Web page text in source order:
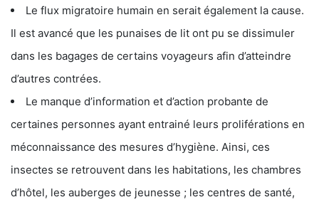
Le flux migratoire humain en serait également la cause.
Il est avancé que les punaises de lit ont pu se dissimuler
dans les bagages de certains voyageurs afin d’atteindre
d’autres contrées.
Le manque d’information et d’action probante de
certaines personnes ayant entrainé leurs proliférations en
méconnaissance des mesures d’hygiène. Ainsi, ces
insectes se retrouvent dans les habitations, les chambres
d’hôtel, les auberges de jeunesse ; les centres de santé,